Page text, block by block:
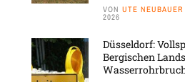
VON UTE NEUBAUER
2026
Düsseldorf:
Bergischen